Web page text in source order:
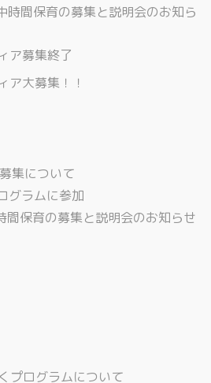
時間保育の募集と説明会のお知ら
ア募集終了
ア大募集！！
集について
グラムに参加
間保育の募集と説明会のお知らせ
プログラムについて